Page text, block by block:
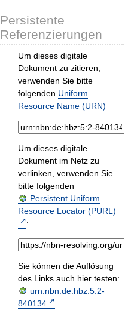
Persistente
Referenzierungen
Um dieses digitale
Dokument zu zitieren,
verwenden Sie bitte
folgenden Uniform
Resource Name (URN)
Um dieses digitale
Dokument im Netz zu
verlinken, verwenden Sie
bitte folgenden
Persistent Uniform
Resource Locator (PURL)
:
Sie können die Auflösung
des Links auch hier testen:
urn:nbn:de:hbz:5:2-
840134